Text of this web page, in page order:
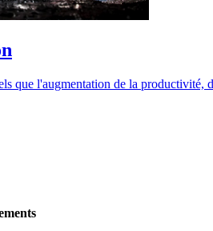
que l'augmentation de la